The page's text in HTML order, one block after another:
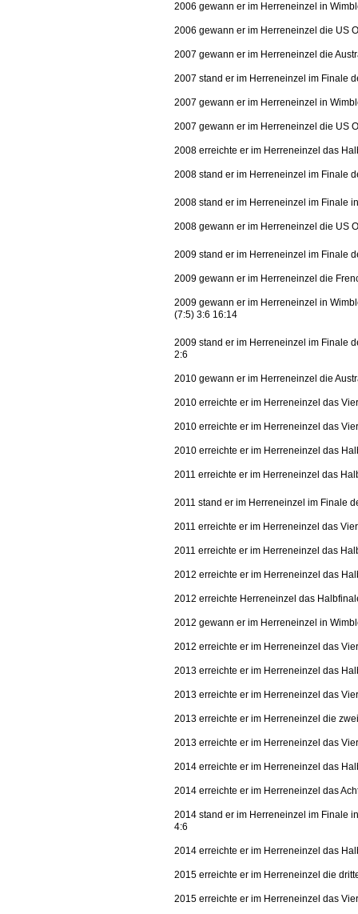
2006 gewann er im Herreneinzel in
2006 gewann er im Herreneinzel die US
2007 gewann er im Herreneinzel die
2007 stand er im Herreneinzel im Finale
2007 gewann er im Herreneinzel in
2007 gewann er im Herreneinzel die US
2008 erreichte er im Herreneinzel das
2008 stand er im Herreneinzel im Finale
2008 stand er im Herreneinzel im Finale
2008 gewann er im Herreneinzel die US
2009 stand er im Herreneinzel im Finale
2009 gewann er im Herreneinzel die
2009 gewann er im Herreneinzel in
(7:5) 3:6 16:14
2009 stand er im Herreneinzel im Finale
2:6
2010 gewann er im Herreneinzel die
2010 erreichte er im Herreneinzel das
2010 erreichte er im Herreneinzel das
2010 erreichte er im Herreneinzel das
2011 erreichte er im Herreneinzel das
2011 stand er im Herreneinzel im Finale
2011 erreichte er im Herreneinzel das
2011 erreichte er im Herreneinzel das
2012 erreichte er im Herreneinzel das
2012 erreichte Herreneinzel das
2012 gewann er im Herreneinzel in
2012 erreichte er im Herreneinzel das
2013 erreichte er im Herreneinzel das
2013 erreichte er im Herreneinzel das
2013 erreichte er im Herreneinzel die
2013 erreichte er im Herreneinzel das
2014 erreichte er im Herreneinzel das
2014 erreichte er im Herreneinzel das
2014 stand er im Herreneinzel im Finale
4:6
2014 erreichte er im Herreneinzel das
2015 erreichte er im Herreneinzel die
2015 erreichte er im Herreneinzel das